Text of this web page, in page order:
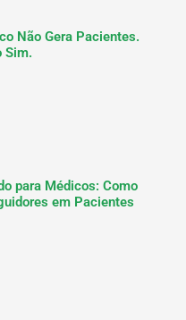
Não Gera Pacientes.
Sim.
para Médicos: Como
em Pacientes